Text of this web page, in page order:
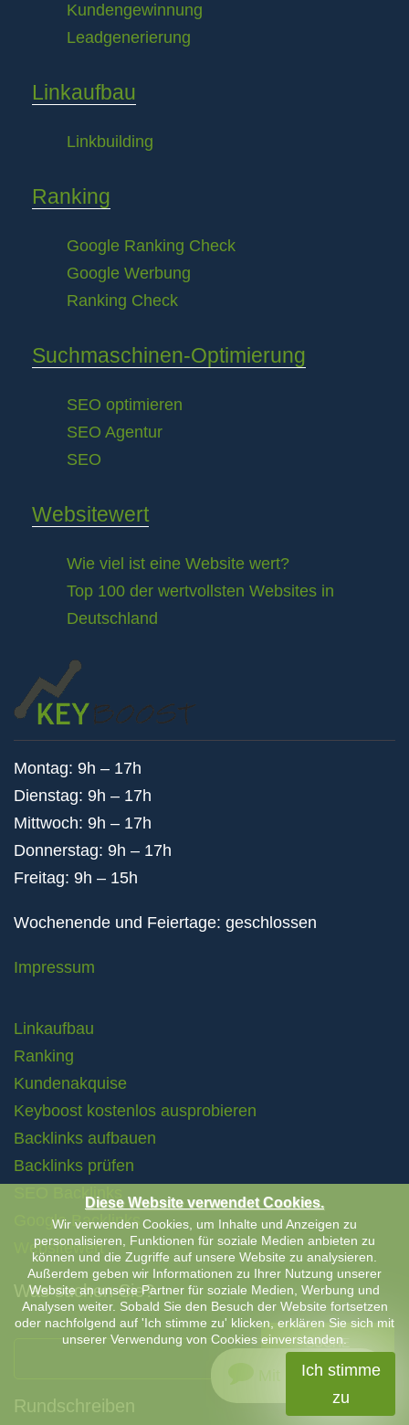
Kundengewinnung
Leadgenerierung
Linkaufbau
Linkbuilding
Ranking
Google Ranking Check
Google Werbung
Ranking Check
Suchmaschinen-Optimierung
SEO optimieren
SEO Agentur
SEO
Websitewert
Wie viel ist eine Website wert?
Top 100 der wertvollsten Websites in
Deutschland
Montag: 9h – 17h
Dienstag: 9h – 17h
Mittwoch: 9h – 17h
Donnerstag: 9h – 17h
Freitag: 9h – 15h
Wochenende und Feiertage: geschlossen
Impressum
Linkaufbau
Ranking
Kundenakquise
Keyboost kostenlos ausprobieren
Backlinks aufbauen
Backlinks prüfen
SEO Backlinks
Google Backlinks
Websitewert
Was suchen Sie?
SUCHE
Rundschreiben
Mit uns chatten
Diese Website verwendet Cookies.
Wir verwenden Cookies, um Inhalte und Anzeigen zu
personalisieren, Funktionen für soziale Medien anbieten zu
können und die Zugriffe auf unsere Website zu analysieren.
Außerdem geben wir Informationen zu Ihrer Nutzung unserer
Website an unsere Partner für soziale Medien, Werbung und
Analysen weiter. Sobald Sie den Besuch der Website fortsetzen
oder nachfolgend auf 'Ich stimme zu' klicken, erklären Sie sich mit
unserer Verwendung von Cookies einverstanden.
Ich stimme
zu